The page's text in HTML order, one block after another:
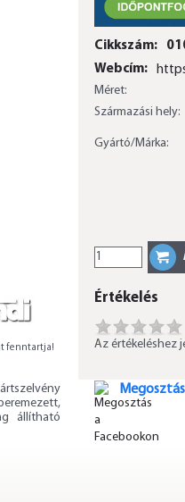
fenntartja!
állítható
Cikkszám:
Webcím:
Méret:
Származási hely:
Gyártó/Márka:
Értékelés
Az értékeléshez